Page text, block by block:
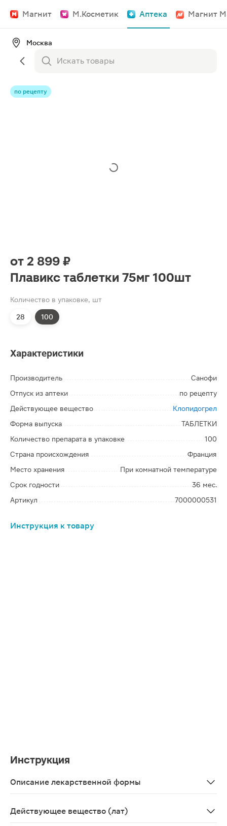
Магнит М.Косметик Аптека Магнит
Москва
по рецепту
от 2 899 ₽
Плавикс таблетки 75мг 100шт
Количество в упаковке, шт
28 100
Характеристики
Производитель
Санофи
Отпуск из аптеки
по рецепту
Действующее вещество
Клопидогрел
Форма выпуска
ТАБЛЕТКИ
Количество препарата в упаковке
100
Страна происхождения
Франция
Место хранения
При комнатной температуре
Срок годности
36 мес.
Артикул
7000000531
Инструкция к товару
Инструкция
Описание лекарственной формы
Действующее вещество (лат)